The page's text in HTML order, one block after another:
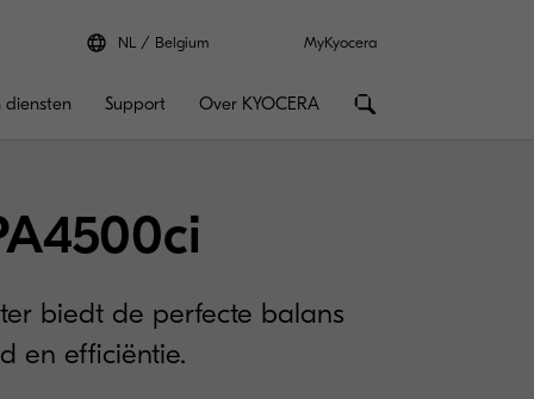
NL Belgium MyKyocera
diensten Support Over KYOCERA
biedt de perfecte balans
en efficiëntie.